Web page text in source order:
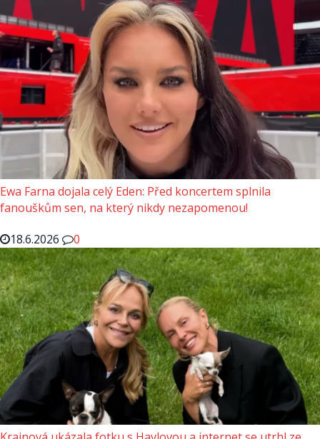
Ewa Farna dojala celý Eden: Před koncertem splnila
fanouškům sen, na který nikdy nezapomenou!
18.6.2026
0